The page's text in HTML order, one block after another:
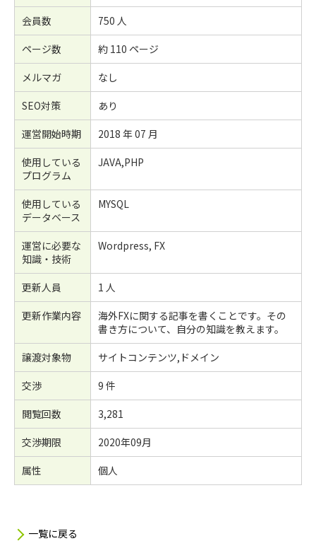
会員数
750 人
ページ数
約 110 ページ
メルマガ
なし
SEO対策
あり
運営開始時期
2018 年 07 月
使用している
プログラム
JAVA,PHP
使用している
データベース
MYSQL
運営に必要な
知識・技術
Wordpress, FX
更新人員
1 人
更新作業内容
海外FXに関する記事を書くことです。その
書き方について、自分の知識を教えます。
譲渡対象物
サイトコンテンツ,ドメイン
交渉
9 件
閲覧回数
3,281
交渉期限
2020年09月
属性
個人
一覧に戻る